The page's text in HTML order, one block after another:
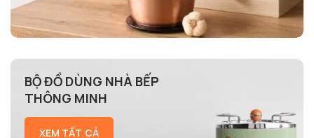
BỘ ĐỒ DÙNG NHÀ BẾP
THÔNG MINH
XEM TẤT CẢ